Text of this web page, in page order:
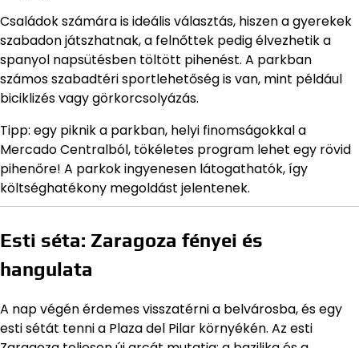
Családok számára is ideális választás, hiszen a gyerekek
szabadon játszhatnak, a felnőttek pedig élvezhetik a
spanyol napsütésben töltött pihenést. A parkban
számos szabadtéri sportlehetőség is van, mint például
biciklizés vagy görkorcsolyázás.
Tipp: egy piknik a parkban, helyi finomságokkal a
Mercado Centralból, tökéletes program lehet egy rövid
pihenőre! A parkok ingyenesen látogathatók, így
költséghatékony megoldást jelentenek.
Esti séta: Zaragoza fényei és
hangulata
A nap végén érdemes visszatérni a belvárosba, és egy
esti sétát tenni a Plaza del Pilar környékén. Az esti